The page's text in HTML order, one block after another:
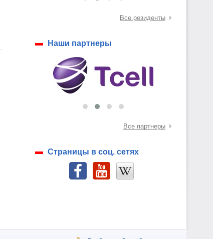
Все резиденты
Наши партнеры
Все партнеры
Страницы в соц. сетях